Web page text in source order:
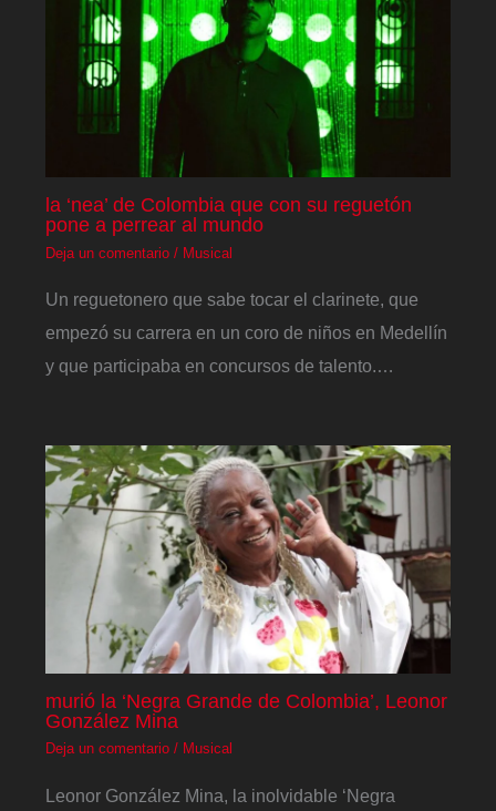
la ‘nea’ de Colombia que con su reguetón
pone a perrear al mundo
Deja un comentario / Musical
Un reguetonero que sabe tocar el clarinete, que
empezó su carrera en un coro de niños en Medellín
y que participaba en concursos de talento.…
murió la ‘Negra Grande de Colombia’, Leonor
González Mina
Deja un comentario / Musical
Leonor González Mina, la inolvidable ‘Negra